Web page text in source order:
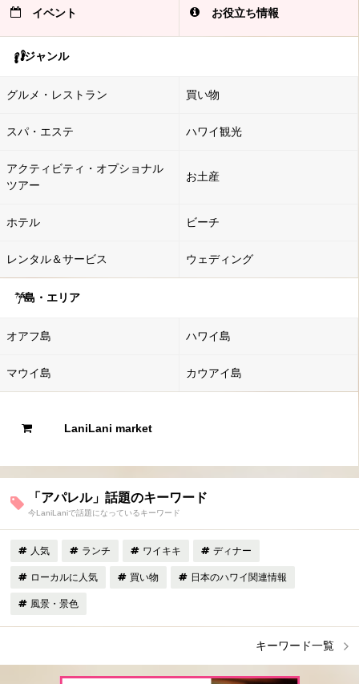
イベント お役立ち情報
ジャンル
グルメ・レストラン 買い物
スパ・エステ ハワイ観光
アクティビティ・オプショナル
ツアー
お土産
ホテル ビーチ
レンタル＆サービス ウェディング
島・エリア
オアフ島 ハワイ島
マウイ島 カウアイ島
LaniLani market
「アパレル」話題のキーワード
今LaniLaniで話題になっているキーワード
人気 ランチ ワイキキ ディナー
ローカルに人気 買い物 日本のハワイ関連情報
風景・景色
キーワード一覧